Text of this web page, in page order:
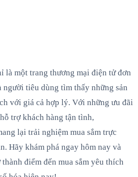
là một trang thương mại điện tử đơn
người tiêu dùng tìm thấy những sản
với giá cả hợp lý. Với những ưu đãi
trợ khách hàng tận tình,
lại trải nghiệm mua sắm trực
Hãy khám phá ngay hôm nay và
điểm đến mua sắm yêu thích